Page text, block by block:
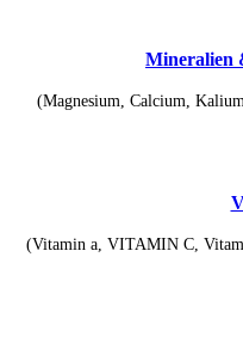
Mineralien
(Magnesium, Calcium,
(Vitamin a, VITAMIN C,